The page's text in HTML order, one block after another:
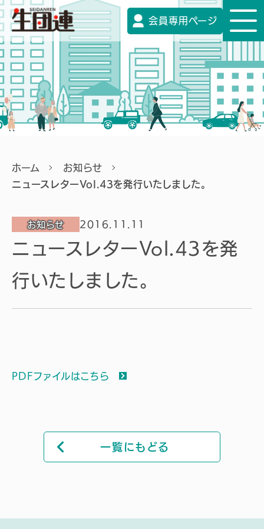
会員専用ページ
ホーム
お知らせ
ニュースレターVol.43を発行いたしました。
お知らせ 2016.11.11
ニュースレターVol.43を発
行いたしました。
PDFファイルはこちら
一覧にもどる